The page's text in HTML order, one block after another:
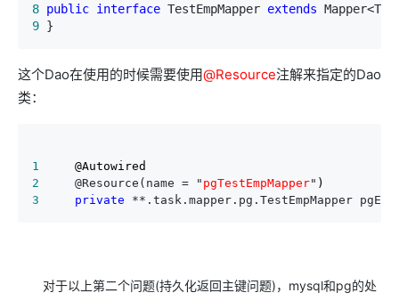
8 public interface TestEmpMapper extends
9 }
这个Dao在使用的时候需要使用@Resource注解来指定的Dao
类：
1
2
     @Resource(name = "
pgTestEmpMapper"
3
private **.task.mapper.pg.TestEmpMapper
对于以上第二个问题(持久化返回主键问题)，mysql和pg的处